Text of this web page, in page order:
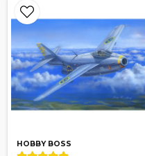
HOBBY BOSS